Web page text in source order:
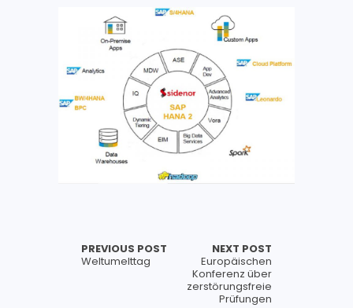
PREVIOUS POST
Weltumelttag
NEXT POST
Europäischen
Konferenz über
zerstörungsfreie
Prüfungen